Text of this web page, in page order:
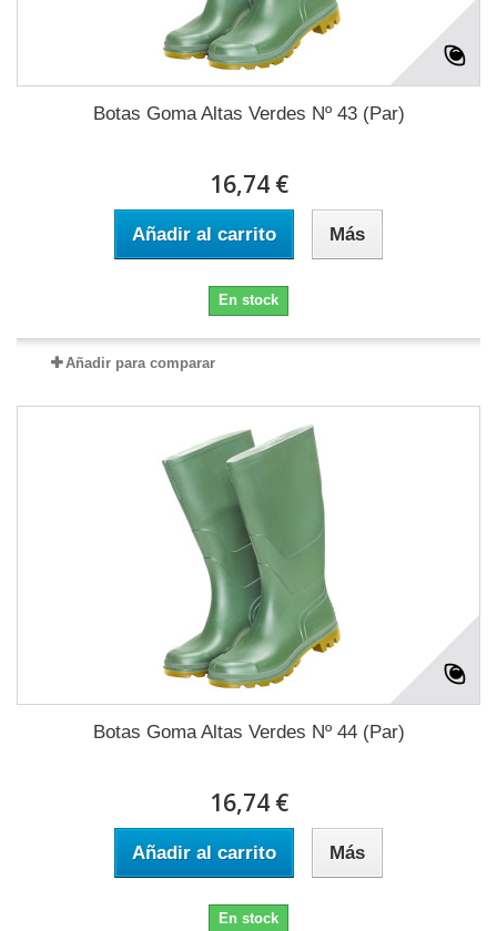
Botas Goma Altas Verdes Nº 43 (Par)
16,74 €
Añadir al carrito Más
En stock
Añadir para comparar
Botas Goma Altas Verdes Nº 44 (Par)
16,74 €
Añadir al carrito Más
En stock